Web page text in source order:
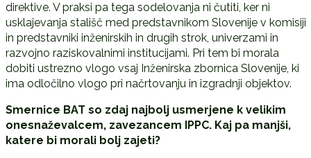
direktive. V praksi pa tega sodelovanja ni čutiti, ker ni
usklajevanja stališč med predstavnikom Slovenije v komisiji
in predstavniki inženirskih in drugih strok, univerzami in
razvojno raziskovalnimi institucijami. Pri tem bi morala
dobiti ustrezno vlogo vsaj Inženirska zbornica Slovenije, ki
ima odločilno vlogo pri načrtovanju in izgradnji objektov.
Smernice BAT so zdaj najbolj usmerjene k velikim
onesnaževalcem, zavezancem IPPC. Kaj pa manjši,
katere bi morali bolj zajeti?